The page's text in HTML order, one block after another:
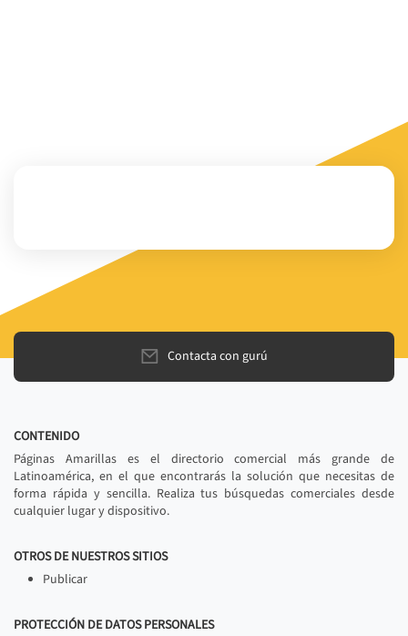
Contacta con gurú
CONTENIDO
Páginas Amarillas es el directorio comercial más grande de
Latinoamérica, en el que encontrarás la solución que necesitas de
forma rápida y sencilla. Realiza tus búsquedas comerciales desde
cualquier lugar y dispositivo.
OTROS DE NUESTROS SITIOS
Publicar
PROTECCIÓN DE DATOS PERSONALES